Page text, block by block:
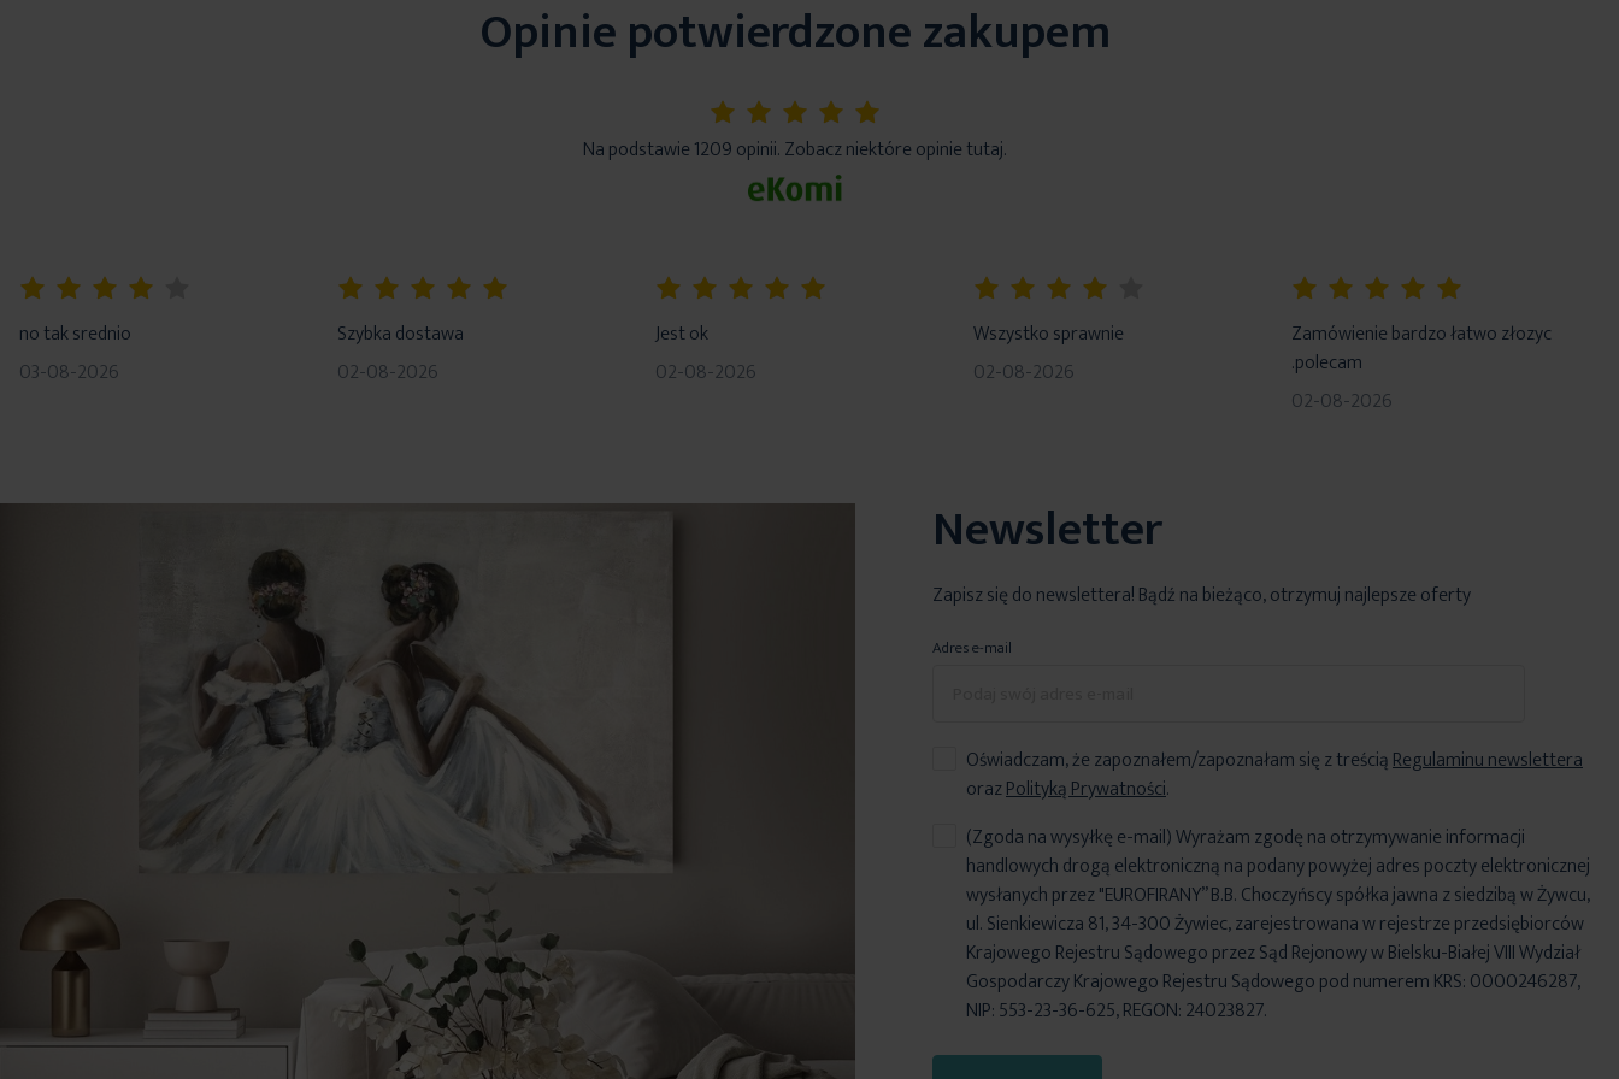
Opinie potwierdzone zakupem
5%
Na podstawie 1209 opinii. Zobacz niektóre opinie tutaj.
no tak srednio
03-08-2026
Szybka dostawa
02-08-2026
Jest ok
02-08-2026
Wszystko sprawnie
02-08-2026
Zamówienie bardzo łatwo złozyc
.polecam
02-08-2026
Newsletter
Zapisz się do newslettera! Bądź na bieżąco, otrzymuj najlepsze oferty
Adres e-mail
Oświadczam, że zapoznałem/zapoznałam się z treściąRegulaminu newslettera
orazPolityką Prywatności.
(Zgoda na wysyłkę e-mail) Wyrażam zgodę na otrzymywanie informacji
handlowych drogą elektroniczną na podany powyżej adres poczty elektronicznej
wysłanych przez "EUROFIRANY” B.B. Choczyńscy spółka jawna z siedzibą w Żywcu,
ul. Sienkiewicza 81, 34-300 Żywiec, zarejestrowana w rejestrze przedsiębiorców
Krajowego Rejestru Sądowego przez Sąd Rejonowy w Bielsku-Białej VIII Wydział
Gospodarczy Krajowego Rejestru Sądowego pod numerem KRS: 0000246287,
NIP: 553-23-36-625, REGON: 24023827.